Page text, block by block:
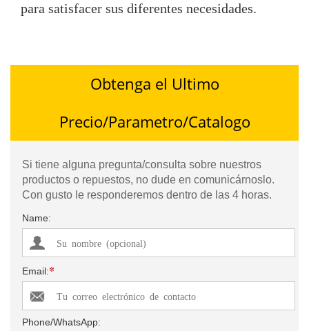
para satisfacer sus diferentes necesidades.
Obtenga el Ultimo
Precio/Parametro/Catalogo
Si tiene alguna pregunta/consulta sobre nuestros
productos o repuestos, no dude en comunicárnoslo.
Con gusto le responderemos dentro de las 4 horas.
Name:
Email:*
Phone/WhatsApp: